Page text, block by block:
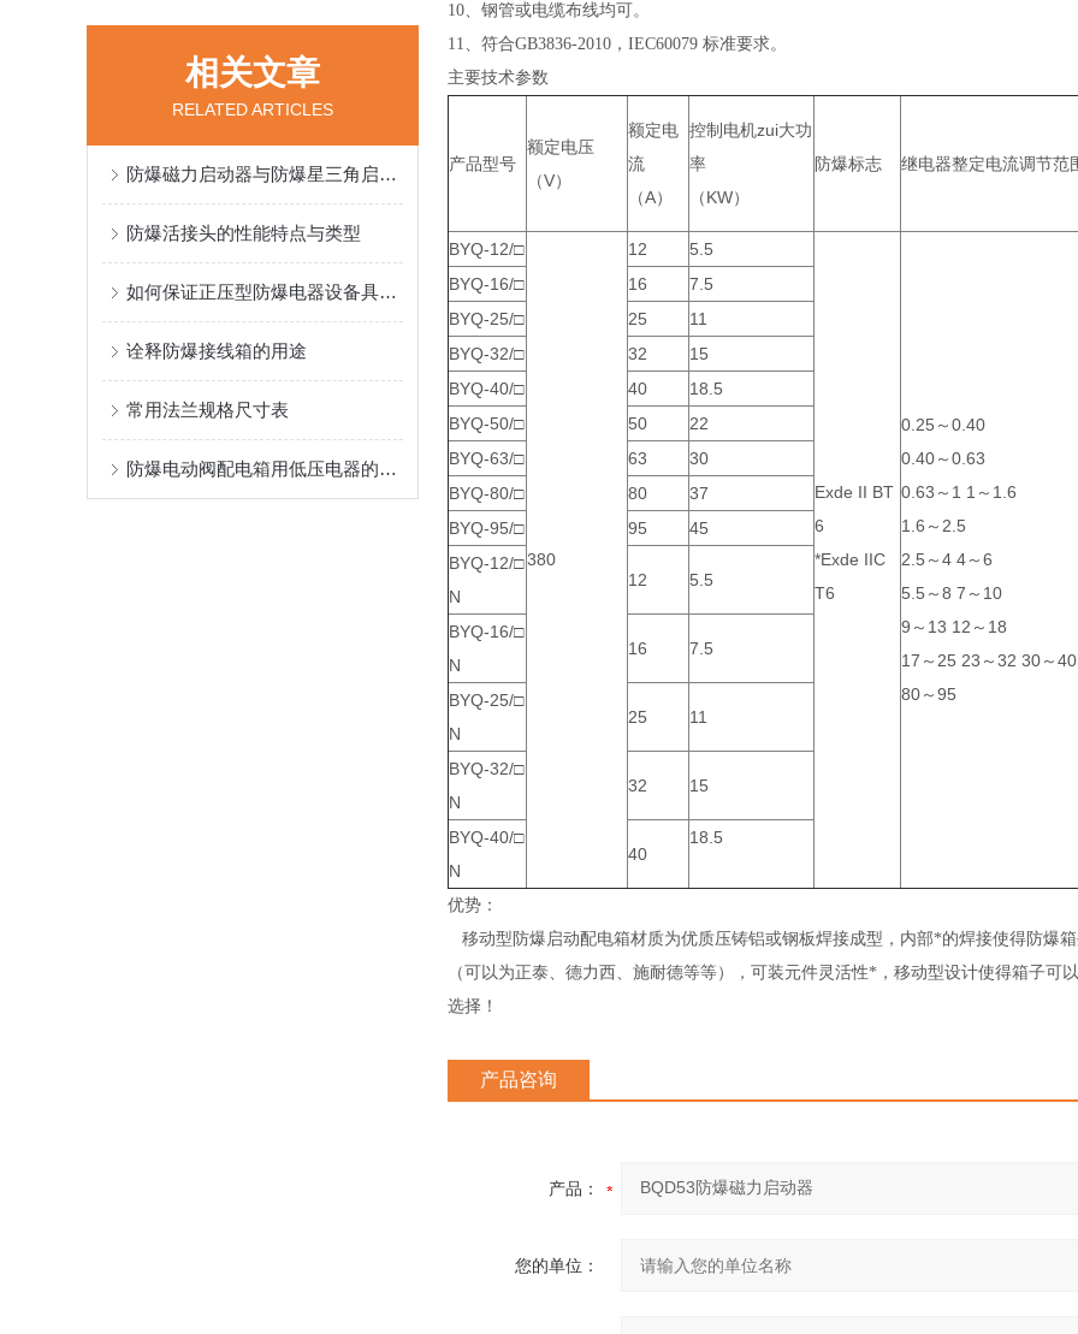
相关文章
RELATED ARTICLES
防爆磁力启动器与防爆星三角启动器的区别
防爆活接头的性能特点与类型
如何保证正压型防爆电器设备具有良好的防爆性
诠释防爆接线箱的用途
常用法兰规格尺寸表
防爆电动阀配电箱用低压电器的识别及代码含义
10、钢管或电缆布线均可。
11、符合GB3836-2010，IEC60079 标准要求。
主要技术参数
产品型号
额定电压
（V）
额定电
流
（A）
控制电机zui大功
率
（KW）
防爆标志 继电器整定电流调节范
BYQ-12/□
380
12 5.5
Exde II BT
6
*Exde IIC
T6
0.25～0.40
0.40～0.63
0.63～1 1～1.6
1.6～2.5
2.5～4 4～6
5.5～8 7～10
9～13 12～18
17～25 23～32 30～
80～95
BYQ-16/□ 16
7.5
BYQ-25/□
25
11
BYQ-32/□
32
15
BYQ-40/□
40
18.5
BYQ-50/□
50
22
BYQ-63/□
63
30
BYQ-80/□
80
37
BYQ-95/□
95
45
BYQ-12/□
N
12 5.5
BYQ-16/□
N
16 7.5
BYQ-25/□
N
25 11
BYQ-32/□
N
32 15
BYQ-40/□
N
40
18.5
优势：
移动型防爆启动配电箱材质为优质压铸铝或钢板焊接成型，内部*的焊接使得防爆
（可以为正泰、德力西、施耐德等等），可装元件灵活性*，移动型设计使得箱子
选择！
产品咨询
产品：
您的单位：